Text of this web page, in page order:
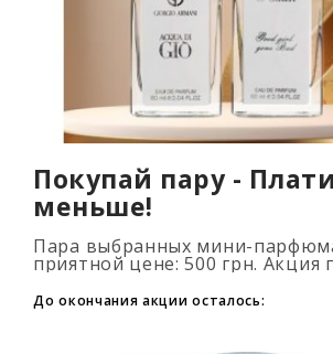
Покупай пару - Плати
меньше!
Пара выбранных мини-
приятной цене: 500 грн. Акция
флаконов в корзину.
огранич..
До окончания акции осталось: